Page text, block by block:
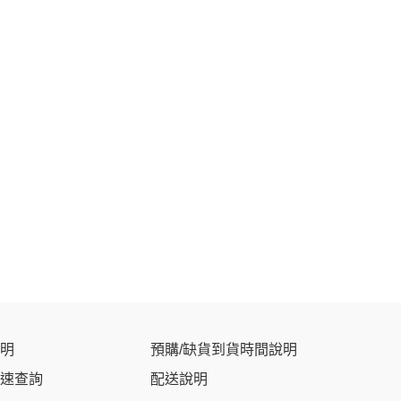
查詢
預購/缺貨到貨時間說明
配送說明